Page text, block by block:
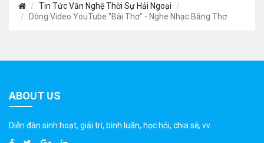
Tin Tức Văn Nghệ Thời Sự Hải Ngoại
Dòng Video YouTube "Bài Thơ" - Nghe Nhạc Bằng Thơ
ABOUT US
Diễn đàn sinh hoạt, giải trí, bình luân, học hỏi, chia sẻ, vv.